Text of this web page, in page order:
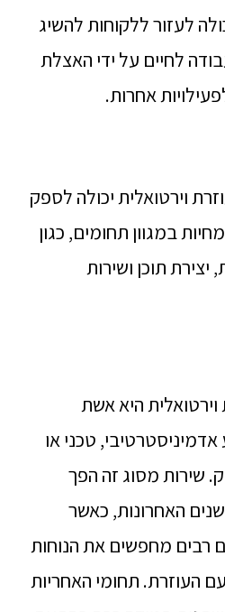
לעזור ללקוחות להשיג
לחיים על ידי האצלת
אחרות.
וירטואלית יכולה לספק
במגוון תחומים, כגון
יצירת תוכן ושירות
היא אשת
טכני או
שירות מסוג זה הפך
האחרונות, כאשר
רבים מחפשים את הנוחות
העוזרת. תחומי האחריות